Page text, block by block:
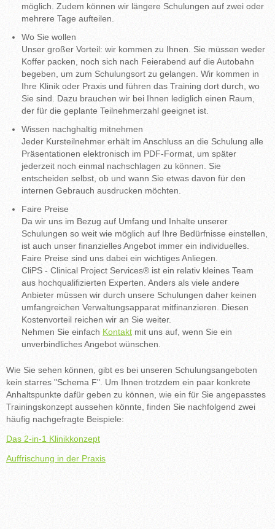
möglich. Zudem können wir längere Schulungen auf zwei oder
mehrere Tage aufteilen.
Wo Sie wollen
Unser großer Vorteil: wir kommen zu Ihnen. Sie müssen weder
Koffer packen, noch sich nach Feierabend auf die Autobahn
begeben, um zum Schulungsort zu gelangen. Wir kommen in
Ihre Klinik oder Praxis und führen das Training dort durch, wo
Sie sind. Dazu brauchen wir bei Ihnen lediglich einen Raum,
der für die geplante Teilnehmerzahl geeignet ist.
Wissen nachghaltig mitnehmen
Jeder Kursteilnehmer erhält im Anschluss an die Schulung alle
Präsentationen elektronisch im PDF-Format, um später
jederzeit noch einmal nachschlagen zu können. Sie
entscheiden selbst, ob und wann Sie etwas davon für den
internen Gebrauch ausdrucken möchten.
Faire Preise
Da wir uns im Bezug auf Umfang und Inhalte unserer
Schulungen so weit wie möglich auf Ihre Bedürfnisse einstellen,
ist auch unser finanzielles Angebot immer ein individuelles.
Faire Preise sind uns dabei ein wichtiges Anliegen.
CliPS - Clinical Project Services® ist ein relativ kleines Team
aus hochqualifizierten Experten. Anders als viele andere
Anbieter müssen wir durch unsere Schulungen daher keinen
umfangreichen Verwaltungsapparat mitfinanzieren. Diesen
Kostenvorteil reichen wir an Sie weiter.
Nehmen Sie einfach Kontakt mit uns auf, wenn Sie ein
unverbindliches Angebot wünschen.
Wie Sie sehen können, gibt es bei unseren Schulungsangeboten
kein starres "Schema F". Um Ihnen trotzdem ein paar konkrete
Anhaltspunkte dafür geben zu können, wie ein für Sie angepasstes
Trainingskonzept aussehen könnte, finden Sie nachfolgend zwei
häufig nachgefragte Beispiele:
Das 2-in-1 Klinikkonzept
Auffrischung in der Praxis